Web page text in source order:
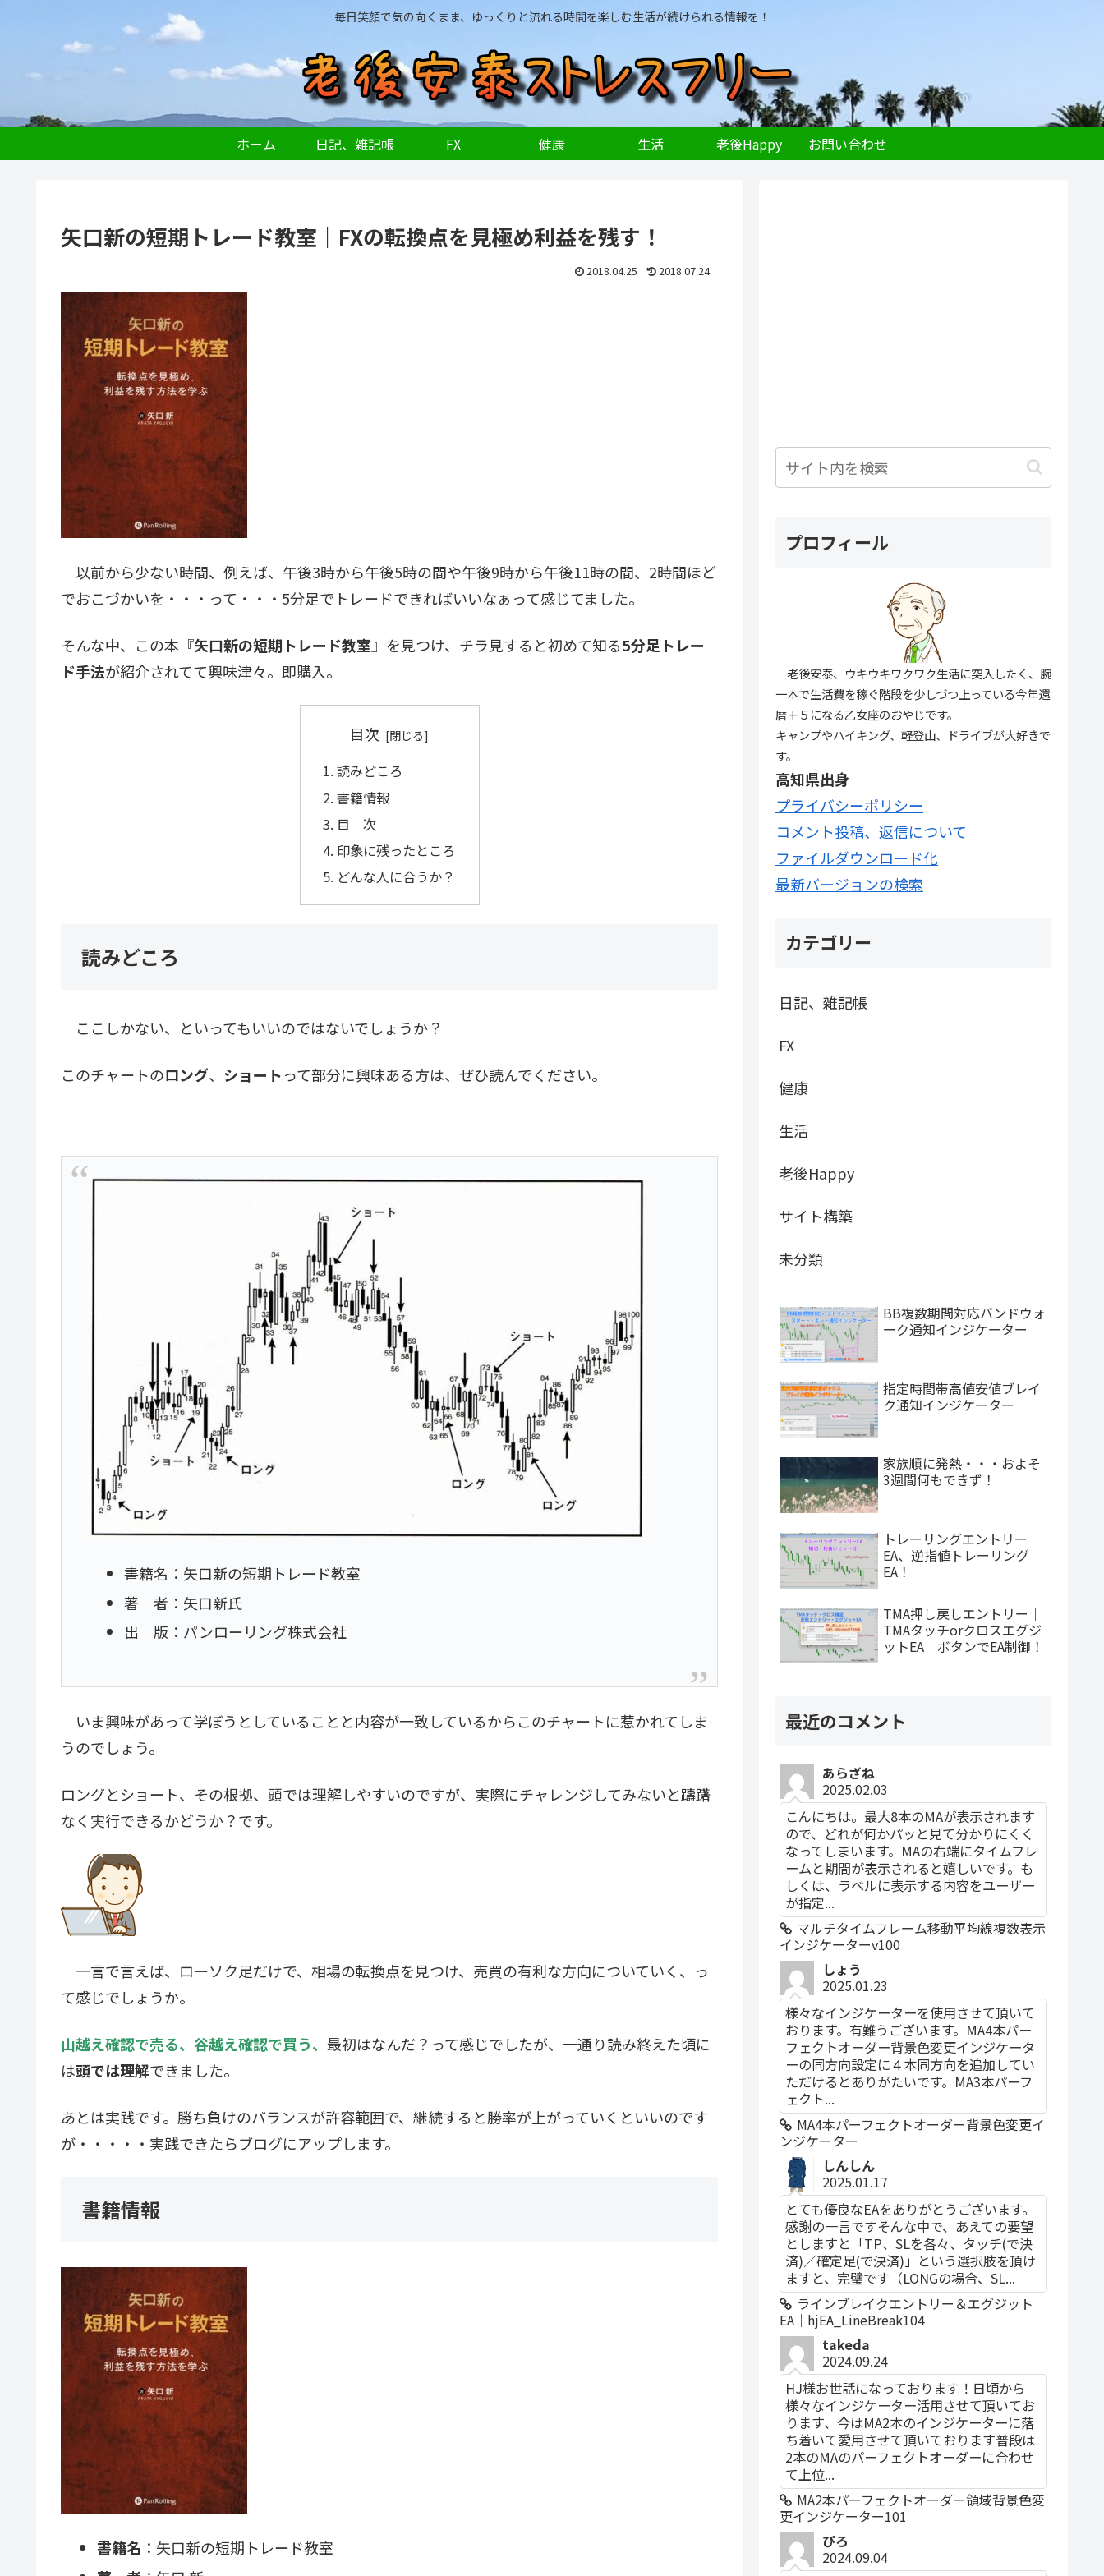
毎日笑顔で気の向くまま、ゆっくりと流れる時間を楽しむ生活が続けられる情報を！
ホーム 日記、雑記帳 FX 健康 生活 老後Happy お問い合わせ
矢口新の短期トレード教室｜FXの転換点を見極め利益を残す！
2018.04.25 2018.07.24
以前から少ない時間、例えば、午後3時から午後5時の間や午後9時から午後11時の間、2時間ほど
でおこづかいを・・・って・・・5分足でトレードできればいいなぁって感じてました。
そんな中、この本『矢口新の短期トレード教室』を見つけ、チラ見すると初めて知る5分足トレー
ド手法が紹介されてて興味津々。即購入。
目次
読みどころ
書籍情報
目 次
印象に残ったところ
どんな人に合うか？
読みどころ
ここしかない、といってもいいのではないでしょうか？
このチャートのロング、 ショートって部分に興味ある方は、ぜひ読んでください。
書籍名：矢口新の短期トレード教室
著 者：矢口新氏
出 版：パンローリング株式会社
いま興味があって学ぼうとしていることと内容が一致しているからこのチャートに惹かれてしま
うのでしょう。
ロングとショート、その根拠、頭では理解しやすいのですが、実際にチャレンジしてみないと躊躇
なく実行できるかどうか？です。
一言で言えば、ローソク足だけで、相場の転換点を見つけ、売買の有利な方向についていく、っ
て感じでしょうか。
山越え確認で売る、谷越え確認で買う、 最初はなんだ？って感じでしたが、一通り読み終えた頃に
は頭では理解できました。
あとは実践です。勝ち負けのバランスが許容範囲で、継続すると勝率が上がっていくといいのです
が・・・・・実践できたらブログにアップします。
書籍情報
書籍名 ：矢口新の短期トレード教室
プロフィール
老後安泰、ウキウキワクワク生活に突入したく、腕
一本で生活費を稼ぐ階段を少しづつ上っている今年還
暦＋５になる乙女座のおやじです。
キャンプやハイキング、軽登山、ドライブが大好きで
す。
高知県出身
プライバシーポリシー
コメント投稿、返信について
ファイルダウンロード化
最新バージョンの検索
カテゴリー
日記、雑記帳
FX
健康
生活
老後Happy
サイト構築
未分類
BB複数期間対応バンドウォ
ーク通知インジケーター
指定時間帯高値安値ブレイ
ク通知インジケーター
家族順に発熱・・・およそ
3週間何もできず！
トレーリングエントリー
EA、逆指値トレーリング
EA！
TMA押し戻しエントリー｜
TMAタッチorクロスエグジ
ットEA｜ボタンでEA制御！
最近のコメント
あらざね
2025.02.03
こんにちは。最大8本のMAが表示されます
ので、どれが何かパッと見て分かりにくく
なってしまいます。MAの右端にタイムフレ
ームと期間が表示されると嬉しいです。も
しくは、ラベルに表示する内容をユーザー
が指定...
マルチタイムフレーム移動平均線複数表示
インジケーターv100
しょう
2025.01.23
様々なインジケーターを使用させて頂いて
おります。有難うございます。MA4本パー
フェクトオーダー背景色変更インジケータ
ーの同方向設定に４本同方向を追加してい
ただけるとありがたいです。MA3本パーフ
ェクト...
MA4本パーフェクトオーダー背景色変更イ
ンジケーター
しんしん
2025.01.17
とても優良なEAをありがとうございます。
感謝の一言ですそんな中で、あえての要望
としますと「TP、SLを各々、タッチ(で決
済)／確定足(で決済)」という選択肢を頂け
ますと、完璧です（LONGの場合、SL...
ラインブレイクエントリー＆エグジット
EA｜hjEA_LineBreak104
takeda
2024.09.24
HJ様お世話になっております！日頃から
様々なインジケーター活用させて頂いてお
ります、今はMA2本のインジケーターに落
ち着いて愛用させて頂いております普段は
2本のMAのパーフェクトオーダーに合わせ
て上位...
MA2本パーフェクトオーダー領域背景色変
更インジケーター101
ぴろ
2024.09.04